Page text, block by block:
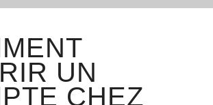
UN
CHEZ